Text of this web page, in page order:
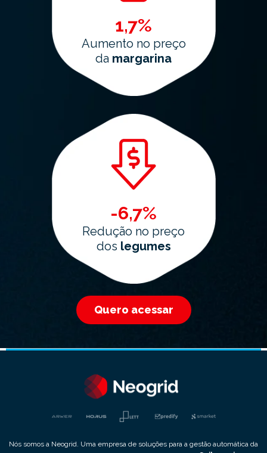
1,7%
Aumento no preço
da margarina
-6,7%
Redução no preço
dos legumes
Quero acessar
Nós somos a Neogrid. Uma empresa de soluções para a gestão automática da